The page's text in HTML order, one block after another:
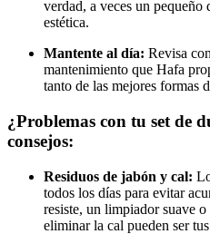
verdad, a veces un pequeño
estética.
Mantente al día: Revisa
mantenimiento que Hafa
tanto de las mejores formas
¿Problemas con tu set de
consejos:
Residuos de jabón y cal:
todos los días para evitar
resiste, un limpiador suave
eliminar la cal pueden ser